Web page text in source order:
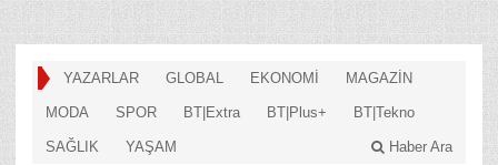
YAZARLAR GLOBAL EKONOMİ MAGAZİN
MODA SPOR BT|Extra BT|Plus+ BT|Tekno
SAĞLIK YAŞAM Haber Ara